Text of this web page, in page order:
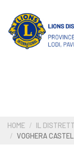
contenuto
principale
HOME IL
VOGHERA